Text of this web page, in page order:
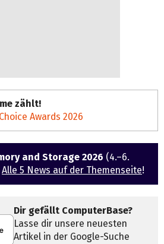
zählt!
Awards 2026
and Storage 2026 (4.–6.
Alle 5 News auf der Themenseite!
Dir gefällt ComputerBase?
Lasse dir unsere neuesten
Artikel in der Google-Suche